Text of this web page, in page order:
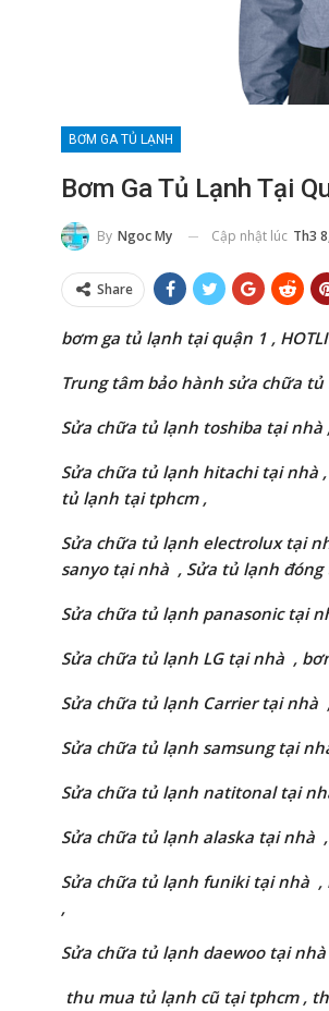
BƠM GA TỦ LẠNH
Bơm Ga Tủ Lạnh Tại
By Ngoc My Cập nhật lúc Th3
Share
bơm ga tủ lạnh tại quận 1 ,
Trung tâm bảo hành sửa chữa
Sửa chữa tủ lạnh toshiba tại nhà
Sửa chữa tủ lạnh hitachitại nhà ,
tủ lạnh tại tphcm ,
Sửa chữa tủ lạnh electroluxtại
sanyo tại nhà , Sửa tủ lạnh
Sửa chữa tủ lạnh panasonictại
Sửa chữa tủ lạnh LGtại nhà ,
Sửa chữa tủ lạnh Carriertại nhà ,
Sửa chữa tủ lạnh samsung tại
Sửa chữa tủ lạnh natitonaltại
Sửa chữa tủ lạnh alaska tại nhà
Sửa chữa tủ lạnh funikitại nhà ,
,
Sửa chữa tủ lạnh daewootại nhà
thu mua tủ lạnh cũ tại tphcm ,